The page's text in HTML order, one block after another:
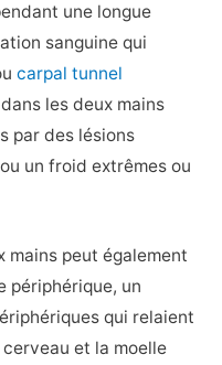
une longue
sanguine qui
carpal tunnel
les deux mains
par des lésions
un froid extrêmes ou
mains peut également
périphérique, un
qui relaient
et la moelle